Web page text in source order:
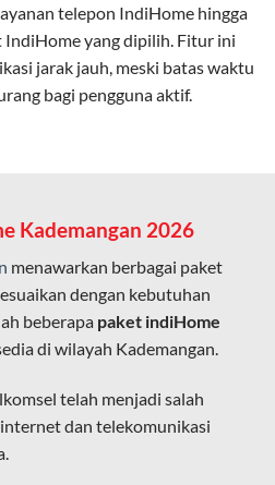
koneksi tetap lancar.
yang membutuhkan koneksi
perangkat sekaligus tanpa
memberikan pengalaman
pengguna untuk bekerja,
menggunakan jaringan
melalui perangkat router
telepon IndiHome hingga
IndiHome yang dipilih. Fitur ini
jarak jauh, meski batas waktu
bagi pengguna aktif.
Kademangan 2026
menawarkan berbagai paket
dengan kebutuhan
beberapa paket indiHome
di wilayah Kademangan.
telah menjadi salah
dan telekomunikasi